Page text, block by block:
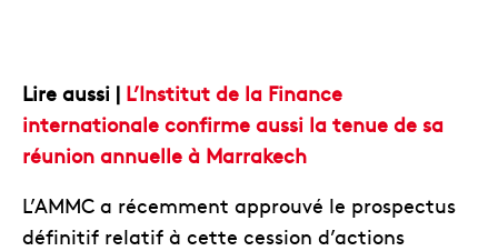
Lire aussi | L’Institut de la Finance
internationale confirme aussi la tenue de sa
réunion annuelle à Marrakech
L’AMMC a récemment approuvé le prospectus
définitif relatif à cette cession d’actions